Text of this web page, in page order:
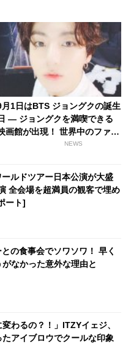
月1日はBTS ジョングクの誕生
― ジョングクを満喫できる
画館が出現！ 世界中のファン
が熱く盛り上がれる企画も続々
NEWS
ルドツアー日本公演が大盛
全会場を超満員の観客で埋め
ート]
の食事会でソワソワ！ 早く
なかった意外な理由と
変わるの？！」ITZYイェジ、
アイブロウでクールな印象